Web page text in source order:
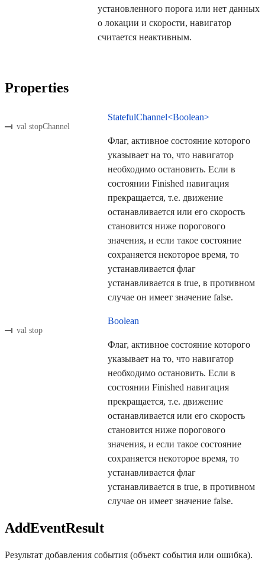
установленного порога или нет данных
о локации и скорости, навигатор
считается неактивным.
Properties
val stopChannel
StatefulChannel<Boolean>
Флаг, активное состояние которого
указывает на то, что навигатор
необходимо остановить. Если в
состоянии Finished навигация
прекращается, т.е. движение
останавливается или его скорость
становится ниже порогового
значения, и если такое состояние
сохраняется некоторое время, то
устанавливается флаг
устанавливается в true, в противном
случае он имеет значение false.
val stop
Boolean
Флаг, активное состояние которого
указывает на то, что навигатор
необходимо остановить. Если в
состоянии Finished навигация
прекращается, т.е. движение
останавливается или его скорость
становится ниже порогового
значения, и если такое состояние
сохраняется некоторое время, то
устанавливается флаг
устанавливается в true, в противном
случае он имеет значение false.
AddEventResult
Результат добавления события (объект события или ошибка).